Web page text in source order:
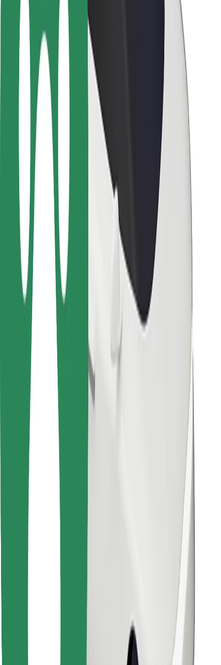
Sigurnost vozača
Sigurnost na romobilu
Sigurnosni laboratorij
Gradovi
Lokacije
Gradska rješenja
Zračne luke
Bolt stanice za punjenje
Podrška
Za korisnike
Za vozače
Za dostavljače
Bolt Food
Za vlasnike flota
Za restorane
Bolt for Business
Dobavljači
Kolačići
Sigurnost
Zatraži vožnju i putuj kroz nekoliko minuta!
Preuzmi aplikaciju Bolt
Preuzmi aplikaciju Bolt Food